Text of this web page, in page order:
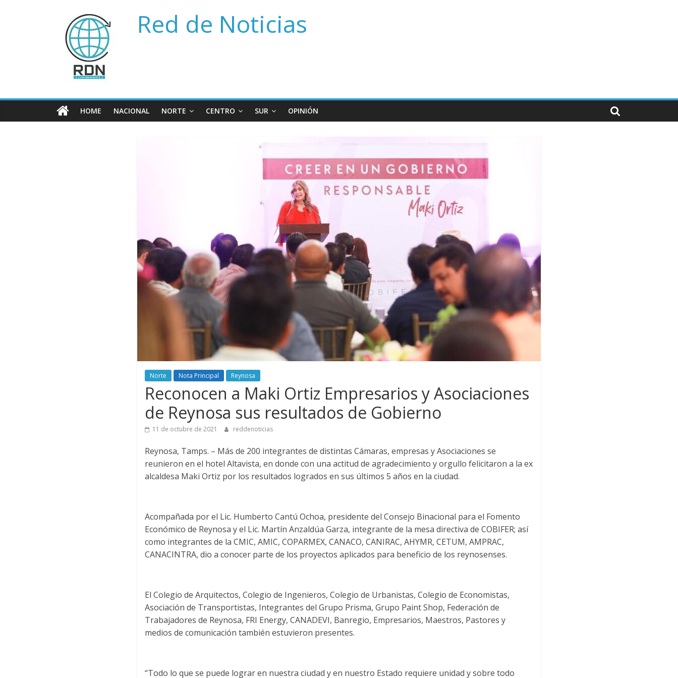
Red de Noticias
HOME NACIONAL NORTE CENTRO SUR OPINIÓN
Norte Nota Principal Reynosa
Reconocen a Maki Ortiz Empresarios y Asociaciones
de Reynosa sus resultados de Gobierno
11 de octubre de 2021 reddenoticias
Reynosa, Tamps. – Más de 200 integrantes de distintas Cámaras, empresas y Asociaciones se
reunieron en el hotel Altavista, en donde con una actitud de agradecimiento y orgullo felicitaron a la ex
alcaldesa Maki Ortiz por los resultados logrados en sus últimos 5 años en la ciudad.
Acompañada por el Lic. Humberto Cantú Ochoa, presidente del Consejo Binacional para el Fomento
Económico de Reynosa y el Lic. Martín Anzaldúa Garza, integrante de la mesa directiva de COBIFER; así
como integrantes de la CMIC, AMIC, COPARMEX, CANACO, CANIRAC, AHYMR, CETUM, AMPRAC,
CANACINTRA, dio a conocer parte de los proyectos aplicados para beneficio de los reynosenses.
El Colegio de Arquitectos, Colegio de Ingenieros, Colegio de Urbanistas, Colegio de Economistas,
Asociación de Transportistas, Integrantes del Grupo Prisma, Grupo Paint Shop, Federación de
Trabajadores de Reynosa, FRI Energy, CANADEVI, Banregio, Empresarios, Maestros, Pastores y
medios de comunicación también estuvieron presentes.
“Todo lo que se puede lograr en nuestra ciudad y en nuestro Estado requiere unidad y sobre todo